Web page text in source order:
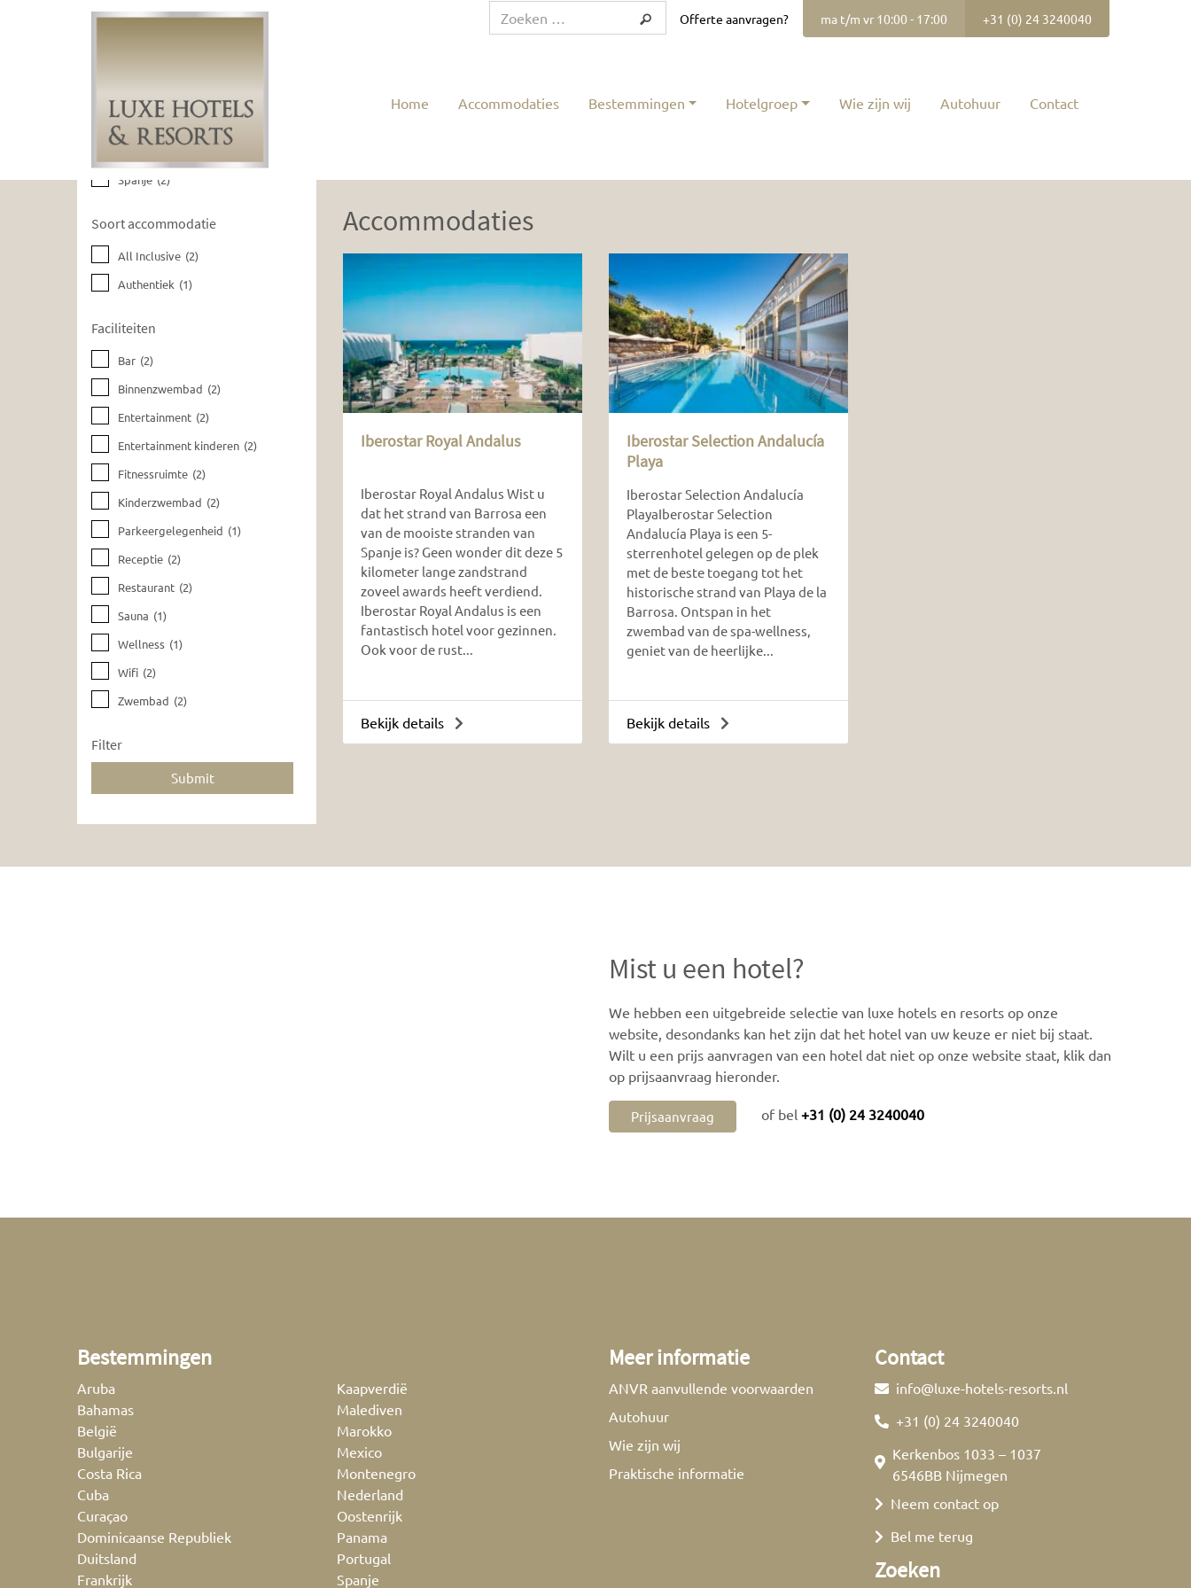
Offerte aanvragen? ma t/m vr 10:00 - 17:00 +31 (0) 24 3240040
Home Accommodaties Bestemmingen Hotelgroep Wie zijn wij Autohuur Contact
Bestemmingen
Spanje (2)
Soort accommodatie
All Inclusive (2)
Authentiek (1)
Faciliteiten
Bar (2)
Binnenzwembad (2)
Entertainment (2)
Entertainment kinderen (2)
Fitnessruimte (2)
Kinderzwembad (2)
Parkeergelegenheid (1)
Receptie (2)
Restaurant (2)
Sauna (1)
Wellness (1)
Wifi (2)
Zwembad (2)
Filter
Accommodaties
Iberostar Royal Andalus
Iberostar Royal Andalus Wist u
dat het strand van Barrosa een
van de mooiste stranden van
Spanje is? Geen wonder dit deze 5
kilometer lange zandstrand
zoveel awards heeft verdiend.
Iberostar Royal Andalus is een
fantastisch hotel voor gezinnen.
Ook voor de rust...
Bekijk details
Iberostar Selection Andalucía
Playa
Iberostar Selection Andalucía
PlayaIberostar Selection
Andalucía Playa is een 5-
sterrenhotel gelegen op de plek
met de beste toegang tot het
historische strand van Playa de la
Barrosa. Ontspan in het
zwembad van de spa-wellness,
geniet van de heerlijke...
Bekijk details
Mist u een hotel?
We hebben een uitgebreide selectie van luxe hotels en resorts op onze
website, desondanks kan het zijn dat het hotel van uw keuze er niet bij staat.
Wilt u een prijs aanvragen van een hotel dat niet op onze website staat, klik dan
op prijsaanvraag hieronder.
Prijsaanvraag of bel +31 (0) 24 3240040
Bestemmingen
Aruba
Bahamas
België
Bulgarije
Costa Rica
Cuba
Curaçao
Dominicaanse Republiek
Duitsland
Frankrijk
Kaapverdië
Malediven
Marokko
Mexico
Montenegro
Nederland
Oostenrijk
Panama
Portugal
Spanje
Meer informatie
ANVR aanvullende voorwaarden
Autohuur
Wie zijn wij
Praktische informatie
Contact
info@luxe-hotels-resorts.nl
+31 (0) 24 3240040
Kerkenbos 1033 – 1037
6546BB Nijmegen
Neem contact op
Bel me terug
Zoeken